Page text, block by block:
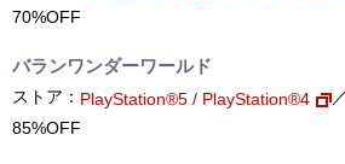
70%OFF
バランワンダーワールド
ストア： PlayStation®5 / PlayStation®4 ／
85%OFF